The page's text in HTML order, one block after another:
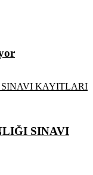
SINAVI